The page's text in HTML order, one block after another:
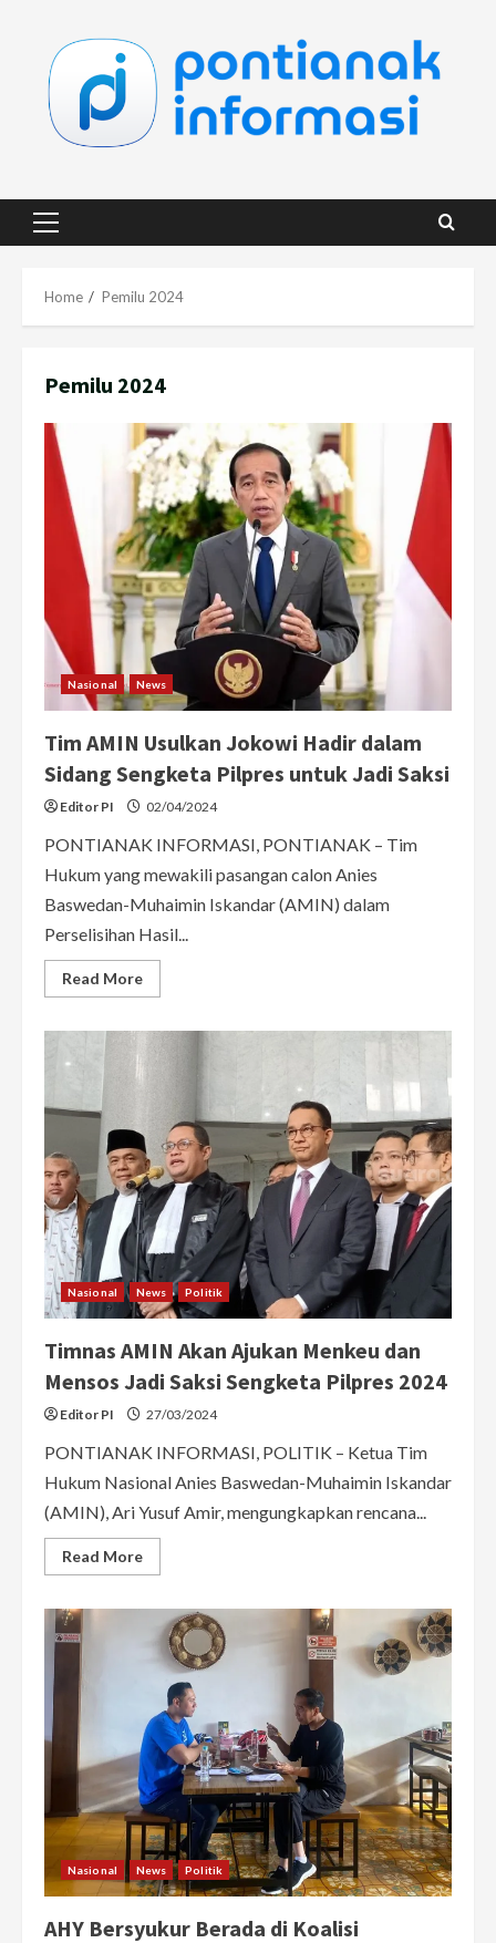
content
Primary
Home Pemilu 2024
Pemilu 2024
Nasional News
Tim AMIN Usulkan Jokowi Hadir dalam
Sidang Sengketa Pilpres untuk Jadi Saksi
Editor PI 02/04/2024
PONTIANAK INFORMASI, PONTIANAK – Tim
Hukum yang mewakili pasangan calon Anies
Baswedan-Muhaimin Iskandar (AMIN) dalam
Perselisihan Hasil...
Read MoreRead
more
Jokowi
Sidang
Sengketa
Pilpres
untuk
Jadi
Saksi
Nasional News Politik
Timnas AMIN Akan Ajukan Menkeu dan
Mensos Jadi Saksi Sengketa Pilpres 2024
Editor PI 27/03/2024
PONTIANAK INFORMASI, POLITIK – Ketua Tim
Hukum Nasional Anies Baswedan-Muhaimin Iskandar
(AMIN), Ari Yusuf Amir, mengungkapkan rencana...
Read MoreRead
more
AMIN
Akan
Ajukan
Menkeu
Mensos
Jadi
Saksi
Sengketa
Pilpres
2024
Nasional News Politik
AHY Bersyukur Berada di Koalisi